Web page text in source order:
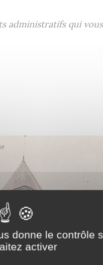
administratifs qui
donne le contrôle
activer